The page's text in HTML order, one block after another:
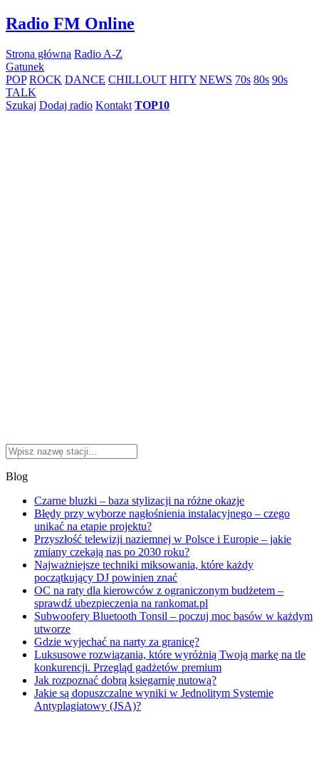
Skip
to
Radio FM Online
Strona główna Radio A-Z
Gatunek
POP ROCK DANCE CHILLOUT HITY NEWS 70s 80s 90s
TALK
Szukaj Dodaj radio Kontakt TOP10
Blog
Czarne bluzki – baza stylizacji na różne okazje
Błędy przy wyborze nagłośnienia instalacyjnego – czego
unikać na etapie projektu?
Przyszłość telewizji naziemnej w Polsce i Europie – jakie
zmiany czekają nas po 2030 roku?
Najważniejsze techniki miksowania, które każdy
początkujący DJ powinien znać
OC na raty dla kierowców z ograniczonym budżetem –
sprawdź ubezpieczenia na rankomat.pl
Subwoofery Bluetooth Tonsil – poczuj moc basów w każdym
utworze
Gdzie wyjechać na narty za granicę?
Luksusowe rozwiązania, które wyróżnią Twoją markę na tle
konkurencji. Przegląd gadżetów premium
​Jak rozpoznać dobrą księgarnię nutową?
Jakie są dopuszczalne wyniki w Jednolitym Systemie
Antyplagiatowy (JSA)?